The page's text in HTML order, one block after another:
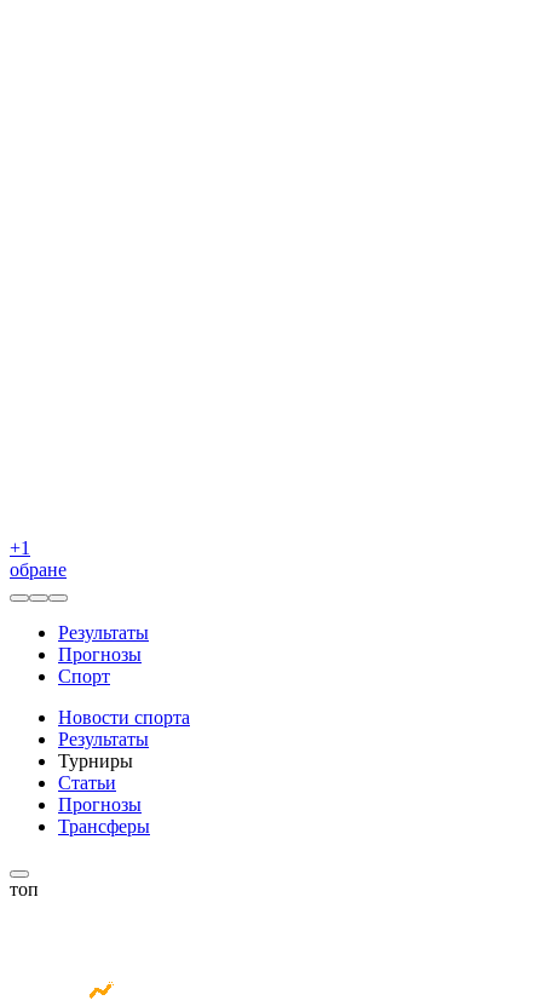
+1
обране
Результаты
Прогнозы
Спорт
Новости спорта
Результаты
Турниры
Статьи
Прогнозы
Трансферы
топ